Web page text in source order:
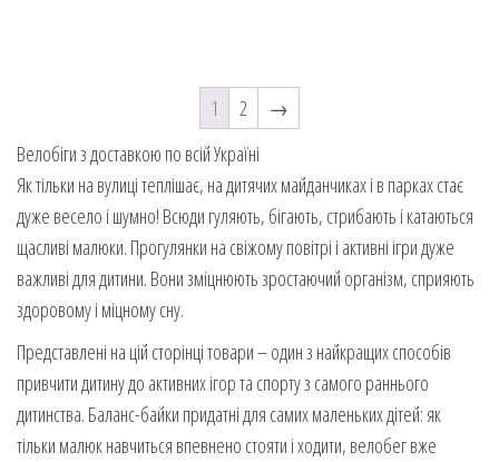
1 2
→
Велобіги з доставкою по всій Україні
Як тільки на вулиці теплішає, на дитячих майданчиках і в парках стає
дуже весело і шумно! Всюди гуляють, бігають, стрибають і катаються
щасливі малюки. Прогулянки на свіжому повітрі і активні ігри дуже
важливі для дитини. Вони зміцнюють зростаючий організм, сприяють
здоровому і міцному сну.
Представлені на цій сторінці товари – один з найкращих способів
привчити дитину до активних ігор та спорту з самого раннього
дитинства. Баланс-байки придатні для самих маленьких дітей: як
тільки малюк навчиться впевнено стояти і ходити, велобег вже